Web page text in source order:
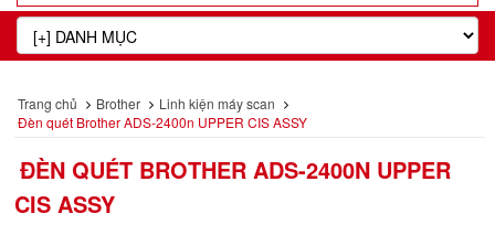
Trang chủ Brother
Linh kiện máy scan
Đèn quét Brother ADS-2400n UPPER CIS ASSY
ĐÈN QUÉT BROTHER ADS-2400N UPPER
CIS ASSY